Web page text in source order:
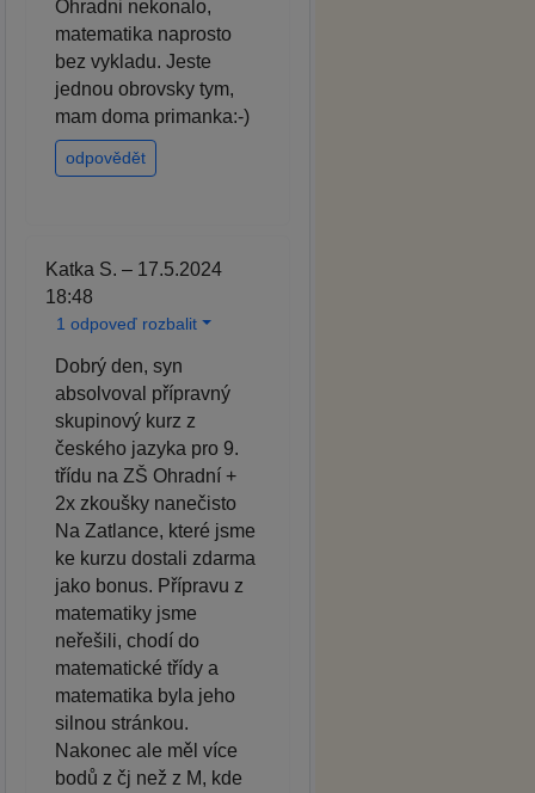
Ohradni nekonalo,
matematika naprosto
bez vykladu. Jeste
jednou obrovsky tym,
mam doma primanka:-)
odpovědět
Katka S. – 17.5.2024
18:48
1 odpoveď rozbalit
Dobrý den, syn
absolvoval přípravný
skupinový kurz z
českého jazyka pro 9.
třídu na ZŠ Ohradní +
2x zkoušky nanečisto
Na Zatlance, které jsme
ke kurzu dostali zdarma
jako bonus. Přípravu z
matematiky jsme
neřešili, chodí do
matematické třídy a
matematika byla jeho
silnou stránkou.
Nakonec ale měl více
bodů z čj než z M, kde